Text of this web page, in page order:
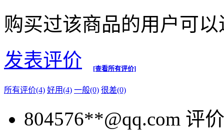
购买过该商品的用户可
发表评价
[查看所有评价]
所有评价(4) 好用(4) 一般(0) 很差(0)
804576**@qq.com 评